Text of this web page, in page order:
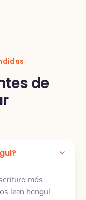
de
más
leen hangul